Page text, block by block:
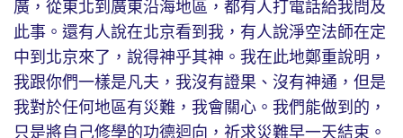
廣，從東北到廣東沿海地區，都有人打電話給我問及
此事。還有人說在北京看到我，有人說淨空法師在定
中到北京來了，說得神乎其神。我在此地鄭重說明，
我跟你們一樣是凡夫，我沒有證果、沒有神通，但是
我對於任何地區有災難，我會關心。我們能做到的，
只是將自己修學的功德迴向，祈求災難早一天結束。